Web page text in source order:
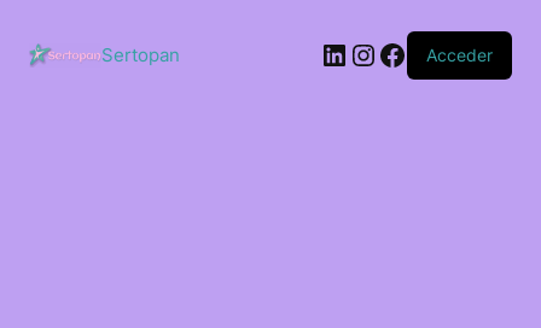
contenido
Sertopan LinkedIn
Instagram
Facebook
Acceder